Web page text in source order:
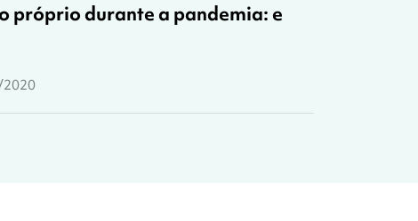
próprio durante a pandemia: e
2020